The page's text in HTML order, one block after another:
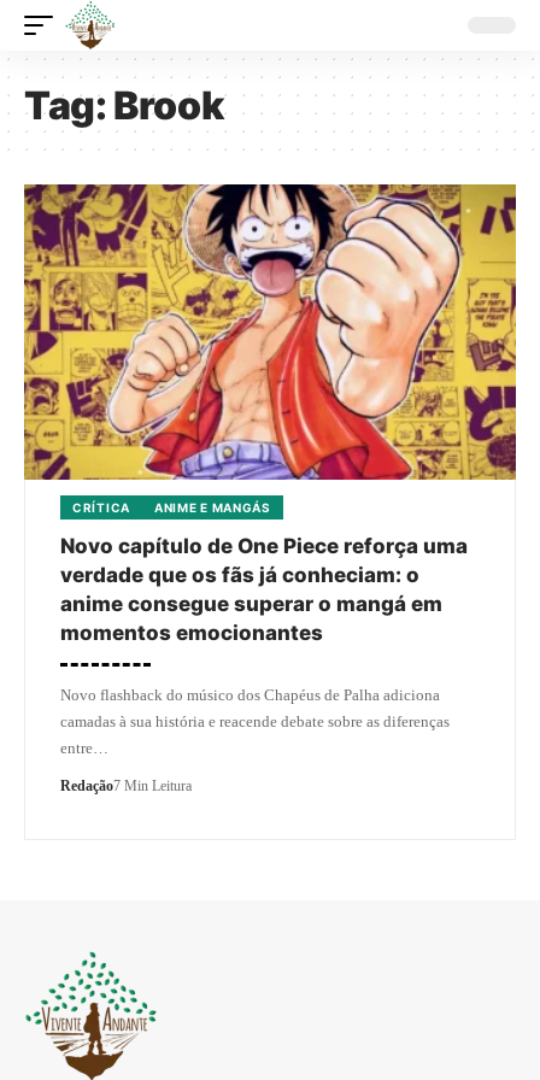
Tag:Brook
CRÍTICA ANIME E MANGÁS
Novo capítulo de One Piece reforça uma
verdade que os fãs já conheciam: o
anime consegue superar o mangá em
momentos emocionantes
Novo flashback do músico dos Chapéus de Palha adiciona
camadas à sua história e reacende debate sobre as diferenças
entre…
Redação7 Min Leitura